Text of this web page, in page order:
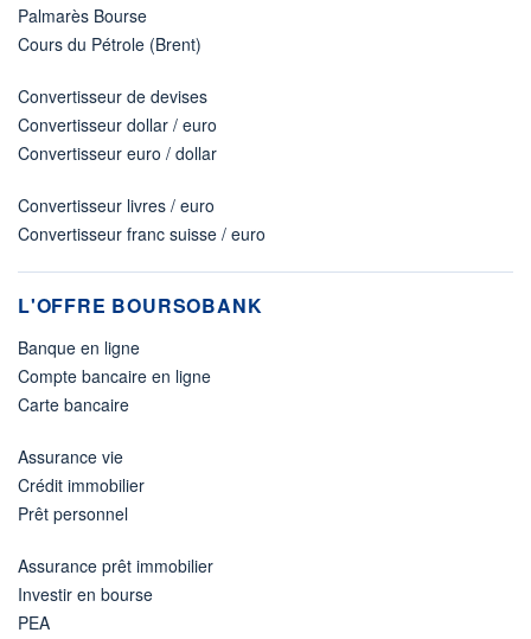
Palmarès Bourse
Cours du Pétrole (Brent)
Convertisseur de devises
Convertisseur dollar / euro
Convertisseur euro / dollar
Convertisseur livres / euro
Convertisseur franc suisse / euro
L'OFFRE BOURSOBANK
Banque en ligne
Compte bancaire en ligne
Carte bancaire
Assurance vie
Crédit immobilier
Prêt personnel
Assurance prêt immobilier
Investir en bourse
PEA